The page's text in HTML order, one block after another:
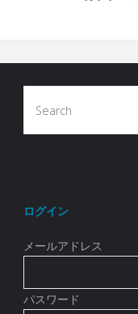
ログイン
メールアドレス
パスワード